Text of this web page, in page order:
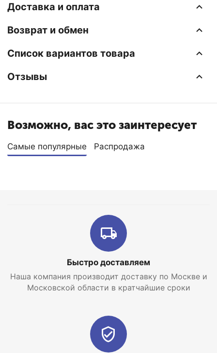
Доставка и оплата
Возврат и обмен
Список вариантов товара
Отзывы
Возможно, вас это заинтересует
Самые популярные Распродажа
Быстро доставляем
Наша компания производит доставку по Москве и
Московской области в кратчайшие сроки